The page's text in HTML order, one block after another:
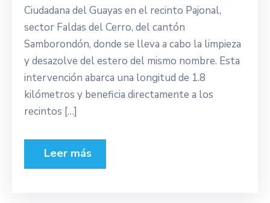
Ciudadana del Guayas en el recinto Pajonal,
sector Faldas del Cerro, del cantón
Samborondón, donde se lleva a cabo la limpieza
y desazolve del estero del mismo nombre. Esta
intervención abarca una longitud de 1.8
kilómetros y beneficia directamente a los
recintos […]
Leer más